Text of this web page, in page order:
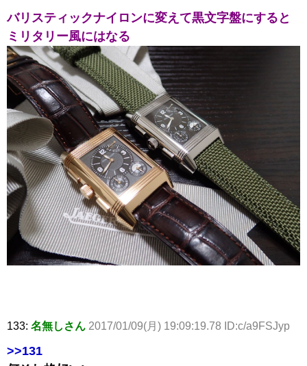
バリスティックナイロンに変えて黒文字盤にすると
ミリタリー風にはなる
133: 名無しさん 2017/01/09(月) 19:09:19.78 ID:c/a9FSJyp
>>131